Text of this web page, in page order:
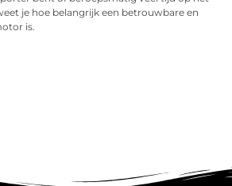
je hoe belangrijk een betrouwbare en
is.